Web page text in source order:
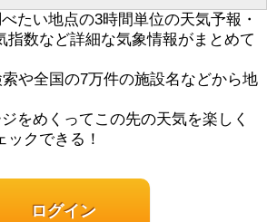
たい地点の3時間単位の天気予報・
指数など詳細な気象情報がまとめて
や全国の7万件の施設名などから地
をめくってこの先の天気を楽しく
ックできる！
ログイン